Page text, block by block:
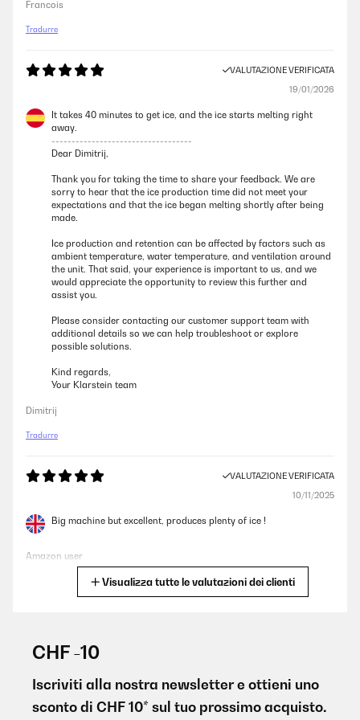
Francois
Tradurre
VALUTAZIONE VERIFICATA
19/01/2026
It takes 40 minutes to get ice, and the ice starts melting right
away.
-----------------------------------
Dear Dimitrij,
Thank you for taking the time to share your feedback. We are
sorry to hear that the ice production time did not meet your
expectations and that the ice began melting shortly after being
made.
Ice production and retention can be affected by factors such as
ambient temperature, water temperature, and ventilation around
the unit. That said, your experience is important to us, and we
would appreciate the opportunity to review this further and
assist you.
Please consider contacting our customer support team with
additional details so we can help troubleshoot or explore
possible solutions.
Kind regards,
Your Klarstein team
Dimitrij
Tradurre
VALUTAZIONE VERIFICATA
10/11/2025
Big machine but excellent, produces plenty of ice !
Amazon user
désamorce, le détecteur de niveau de glaçons reste bloqué en bas
et coupe la production de glaçons. Mauvais conception. Mauvais
service. A éviter
Visualizza tutte le valutazioni dei clienti
CHF -10
Iscriviti alla nostra newsletter e ottieni uno
sconto di CHF 10* sul tuo prossimo acquisto.